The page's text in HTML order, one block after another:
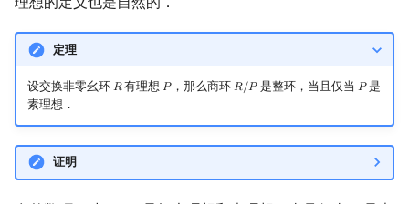
定理
设交换非零幺环 𝑅
R有理想𝑃
P，那么商环 𝑅/𝑃
R/P 是整环，当且仅当 𝑃
P是
素理想．
证明